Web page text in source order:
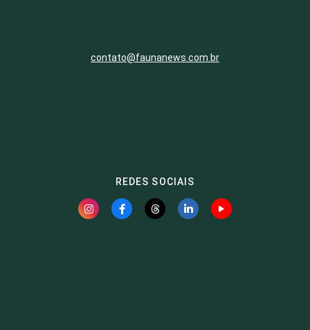
contato@faunanews.com.br
REDES SOCIAIS